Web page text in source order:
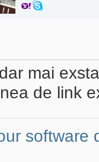
mai
de link
software